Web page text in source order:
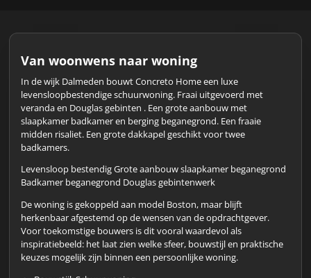
Van woonwens naar woning
In de wijk Dalmeden bouwt Concreto Home een luxe
levensloopbestendige schuurwoning. Fraai uitgevoerd met
veranda en Douglas gebinten . Een grote aanbouw met
slaapkamer badkamer en berging beganegrond. Een fraaie
midden risaliet. Een grote dakkapel geschikt voor twee
badkamers.
Levensloop bestendig Grote aanbouw slaapkamer beganegrond
Badkamer beganegrond Douglas gebintenwerk
De woning is gekoppeld aan model Boston, maar blijft
herkenbaar afgestemd op de wensen van de opdrachtgever.
Voor toekomstige bouwers is dit vooral waardevol als
inspiratiebeeld: het laat zien welke sfeer, bouwstijl en praktische
keuzes mogelijk zijn binnen een persoonlijke woning.